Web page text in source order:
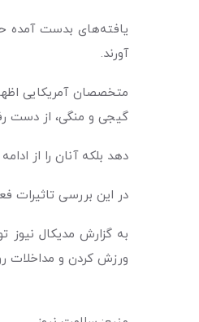
یافته‌های بدست‌ آمده
آورند.
متخصصان آمریکایی
گیجی و منگی، از دست
دهد بلکه آنان را از
در این بررسی تاثیرات
به گزارش مدیکال نیوز
ورزش کردن و مداخلات